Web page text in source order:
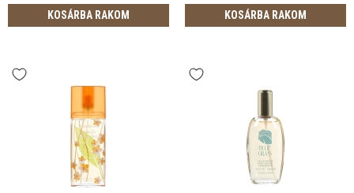
KOSÁRBA RAKOM KOSÁRBA RAKOM